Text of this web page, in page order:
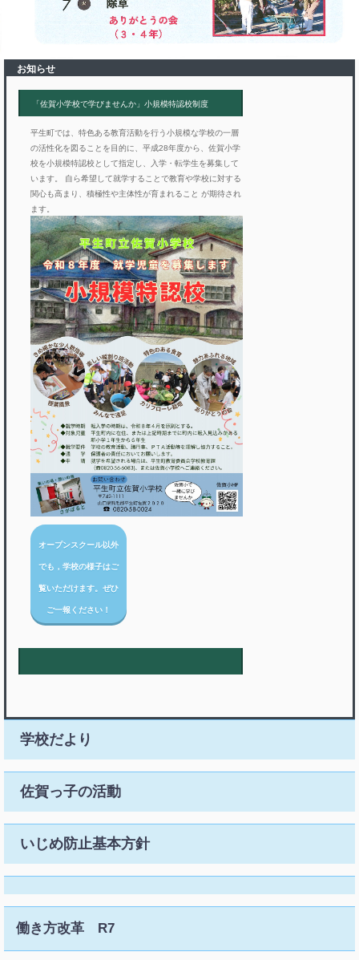
お知らせ
「佐賀小学校で学びませんか」小規模特認校制度
平生町では、特色ある教育活動を行う小規模な学校の一層
の活性化を図ることを目的に、平成28年度から、佐賀小学
校を小規模特認校として指定し、入学・転学生を募集して
います。 自ら希望して就学することで教育や学校に対する
関心も高まり、積極性や主体性が育まれること が期待され
ます。
オープンスクール以外
でも，学校の様子はご
覧いただけます。ぜひ
ご一報ください！
学校だより
佐賀っ子の活動
いじめ防止基本方針
働き方改革 R7